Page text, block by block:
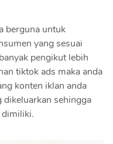
berguna untuk
yang sesuai
pengikut lebih
tiktok ads maka anda
konten iklan anda
dikeluarkan sehingga
dimiliki.